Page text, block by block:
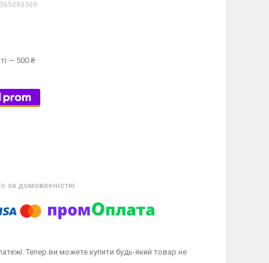
365093369
— 500 ₴
за домовленістю
Тепер ви можете купити будь-який товар не